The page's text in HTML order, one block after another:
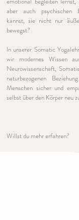
aber auch psychischen
kannst, sie nicht nur
bewegst?
In unserer Somatic
wir modernes Wissen
Neurowissenschaft,
naturbezogenen
Menschen sicher und
selbst über den Körper neu
Willst du mehr erfahren?